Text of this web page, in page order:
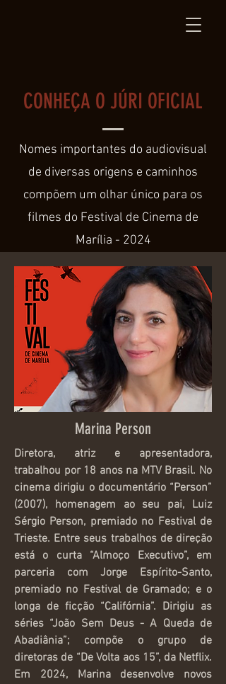
CONHEÇA O JÚRI OFICIAL
Nomes importantes do audiovisual
de diversas origens e caminhos
compõem um olhar único para os
filmes do Festival de Cinema de
Marília - 2024
Marina Person
Diretora, atriz e apresentadora,
trabalhou por 18 anos na MTV Brasil. No
cinema dirigiu o documentário “Person”
(2007), homenagem ao seu pai, Luiz
Sérgio Person, premiado no Festival de
Trieste. Entre seus trabalhos de direção
está o curta “Almoço Executivo”, em
parceria com Jorge Espírito-Santo,
premiado no Festival de Gramado; e o
longa de ficção “Califórnia”. Dirigiu as
séries “João Sem Deus - A Queda de
Abadiânia”; compõe o grupo de
diretoras de “De Volta aos 15”, da Netflix.
Em 2024, Marina desenvolve novos